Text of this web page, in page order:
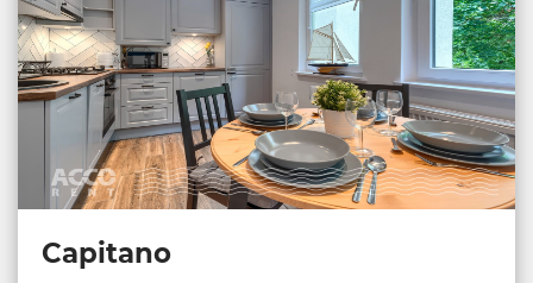
Capitano